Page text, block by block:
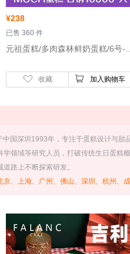
¥238
已售 360 件
收藏 加入购物车
中国深圳1993年，专注于蛋糕设计与
学领域等研究人员，打破传统生日蛋糕
路上不断探索研发。
京、上海、广州、佛山、深圳、杭州、成